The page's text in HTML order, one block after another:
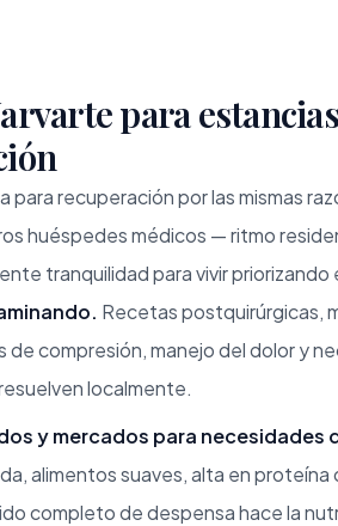
para
para recuperación por las mismas
huéspedes médicos — ritmo
tranquilidad para vivir priorizando
Recetas postquirúrgicas,
de compresión, manejo del dolor y
localmente.
y mercados para necesidades
alimentos suaves, alta en proteína
completo de despensa hace la